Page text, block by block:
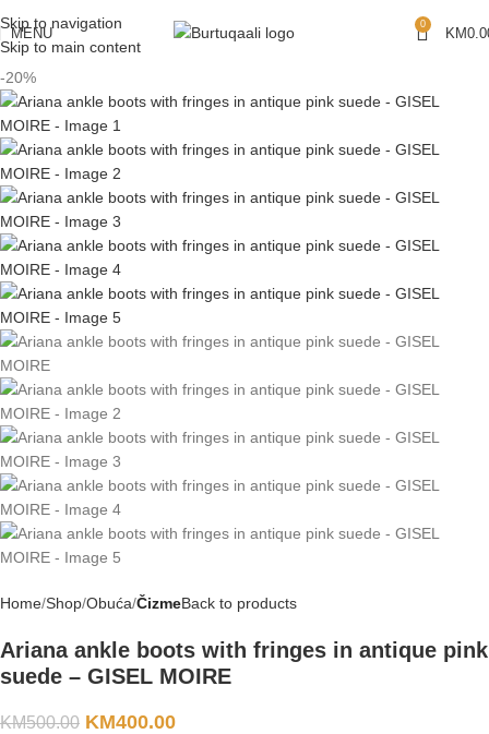
Skip to navigation
Skip to main content
MENU
0
KM
-20%
Home Shop Obuća ČizmeBack to products
Ariana ankle boots with fringes in antique pink
suede – GISEL MOIRE
KM500.00 KM400.00